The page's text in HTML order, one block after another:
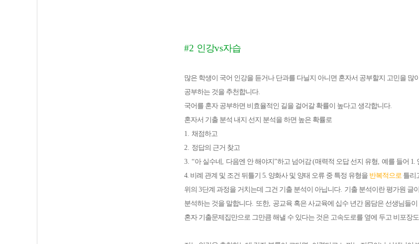
#2 인강vs자습
많은 학생이 국어 인강을 듣거나 단과를 다닐지 아니면 혼자서 공부할지 고민을 많
공부하는 것을 추천합니다.
국어를 혼자 공부하면 비효율적인 길을 걸어갈 확률이 높다고 생각합니다.
혼자서 기출 분석 내지 선지 분석을 하면 높은 확률로
1. 채점하고
2. 정답의 근거 찾고
3. “아 실수네 , 다음엔 안 해야지 ”하고 넘어감(매력적 오답 선지 유형, 예를 들어 1.
4. 비례 관계 및 조건 뒤틀기 5. 양화사 및 양태 오류 중 특정 유형을 반복적으로 틀리
위의 3단계 과정을 거치는데 그건 기출 분석이 아닙니다. 기출 분석이란 평가원 글
분석하는 것을 말합니다. 또한, 공교육 혹은 사교육에 십수 년간 몸담은 선생님들
혼자 기출문제집만으로 그만큼 해낼 수 있다는 것은 고속도로를 옆에 두고 비포장